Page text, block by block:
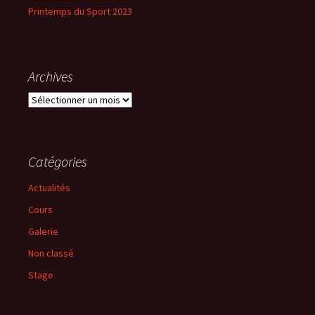
Printemps du Sport 2023
Archives
Archives
Catégories
Actualités
Cours
Galerie
Non classé
Stage